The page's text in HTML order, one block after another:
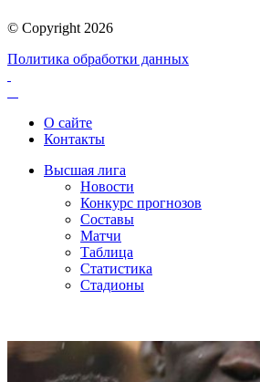
© Copyright 2026
Политика обработки данных
О сайте
Контакты
Высшая лига
Новости
Конкурс прогнозов
Составы
Матчи
Таблица
Статистика
Стадионы